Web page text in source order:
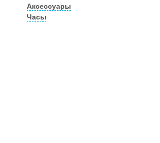
Аксессуары
Часы